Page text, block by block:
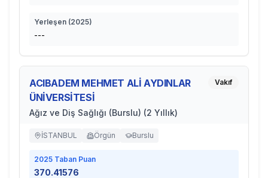
Yerleşen (2025)
---
ACIBADEM MEHMET ALİ AYDINLAR
ÜNİVERSİTESİ
Ağız ve Diş Sağlığı (Burslu) (2 Yıllık)
Vakıf
İSTANBUL Örgün Burslu
2025 Taban Puan
370.41576